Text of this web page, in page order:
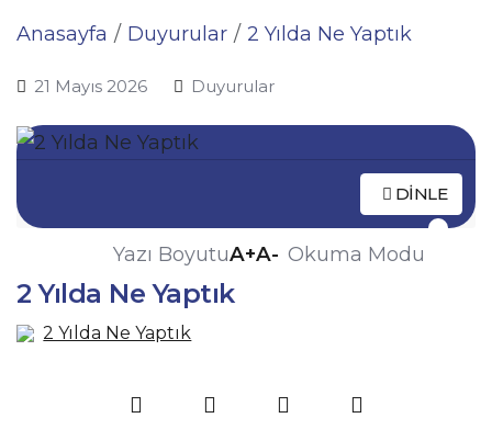
Anasayfa Duyurular 2 Yılda Ne Yaptık
21 Mayıs 2026 Duyurular
DINLE
Yazı BoyutuA+A- Okuma Modu
2 Yılda Ne Yaptık
2 Yılda Ne Yaptık